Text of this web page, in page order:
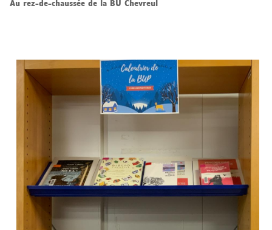
Au rez-de-chaussée de la BU Chevreul